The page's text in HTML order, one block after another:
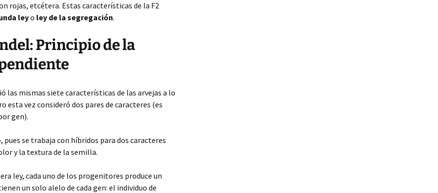
rojas, etcétera. Estas características de la F2
leyo ley de la segregación.
Principio de la
las mismas siete características de las arvejas a lo
esta vez consideró dos pares de caracteres (es
gen).
, pues se trabaja con híbridos para dos caracteres
y la textura de la semilla.
ley, cada uno de los progenitores produce un
un solo alelo de cada gen: el individuo de